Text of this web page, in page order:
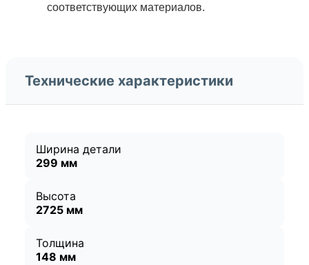
соответствующих материалов.
Технические характеристики
Ширина детали
299 мм
Высота
2725 мм
Толщина
148 мм